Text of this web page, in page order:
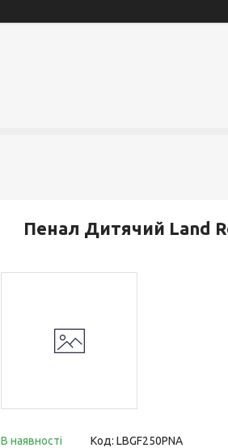
Пенал Дитячий Land
В наявності Код: LBGF250PNA